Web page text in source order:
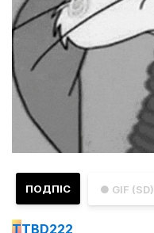
● GIF (SD)
ПОДПІС
TTBD222